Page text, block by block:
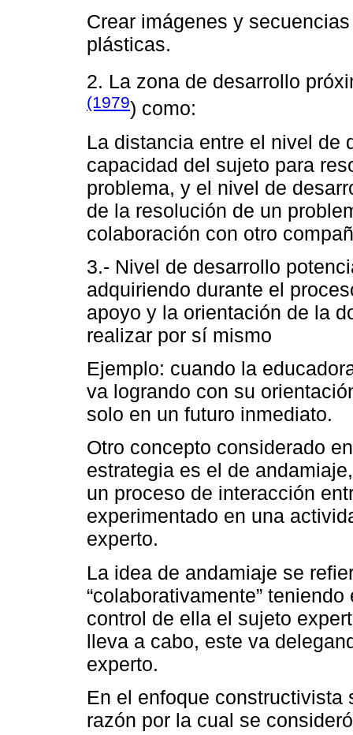
Crear imágenes y
plásticas.
2. La zona de desarrollo
(1979) como:
La distancia entre el nivel de
capacidad del sujeto para
problema, y el nivel de
de la resolución de un
colaboración con otro
3.- Nivel de desarrollo
adquiriendo durante el
apoyo y la orientación de la
realizar por sí mismo
Ejemplo: cuando la
va logrando con su
solo en un futuro inmediato.
Otro concepto considerado
estrategia es el de
un proceso de interacción
experimentado en una
experto.
La idea de andamiaje se
“colaborativamente”
control de ella el sujeto
lleva a cabo, este va
experto.
En el enfoque constructivista
razón por la cual se